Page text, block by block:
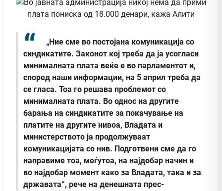
„Ние сме во постојана комуникација со
синдикатите. Законот кој треба да ја усогласи
минималната плата веќе е во парламентот и,
според наши информации, на 5 април треба да
се гласа. Тоа го решава проблемот со
минималната плата. Во однос на другите
барања на синдикатите за покачување на
платите на другите нивоа, Владата и
министерството ја продолжуваат
комуникацијата со нив. Подготвени сме да го
направиме тоа, меѓутоа, на најдобар начин и
во најдобар момент како за Владата, така и за
државата“, рече на денешната прес-